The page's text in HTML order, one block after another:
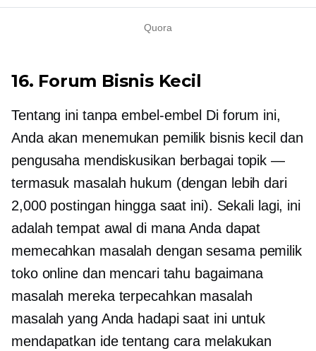
Quora
16. Forum Bisnis Kecil
Tentang ini tanpa embel-embel Di forum ini,
Anda akan menemukan pemilik bisnis kecil dan
pengusaha mendiskusikan berbagai topik —
termasuk masalah hukum (dengan lebih dari
2,000 postingan hingga saat ini). Sekali lagi, ini
adalah tempat awal di mana Anda dapat
memecahkan masalah dengan sesama pemilik
toko online dan mencari tahu bagaimana
masalah mereka terpecahkan masalah
masalah yang Anda hadapi saat ini untuk
mendapatkan ide tentang cara melakukan